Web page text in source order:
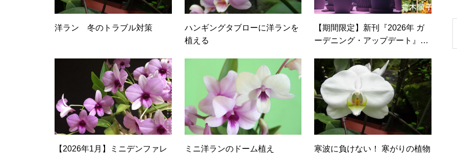
洋ラン 冬のトラブル対策
ハンギングタブローに洋ランを
植える
【期間限定】新刊『2026年 ガ
ーデニング・アップデート』無
れています。
【2026年1月】ミニデンファレ ミニ洋ランのドーム植え 寒波に負けない！ 寒がりの植物